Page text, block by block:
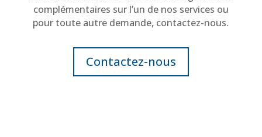
complémentaires sur l’un de nos services ou
pour toute autre demande, contactez-nous.
Contactez-nous